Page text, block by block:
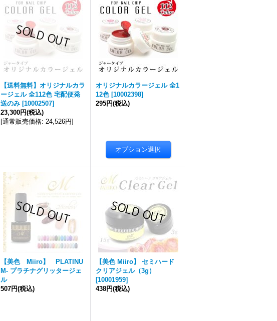
【送料無料】オリジナルカラ
ージェル 全112色 宅配便発
送のみ [10002507]
23,300円(税込)
[通常販売価格: 24,526円]
オリジナルカラージェル 全1
12色 [10002398]
295円(税込)
【美色 Miiro】 PLATINU
M- プラチナグリッタージェ
ル
507円(税込)
【美色 Miiro】 セミハード
クリアジェル（3g）
[10001959]
438円(税込)